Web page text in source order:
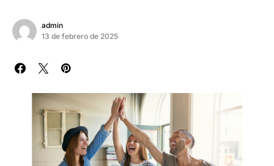
admin
13 de febrero de 2025